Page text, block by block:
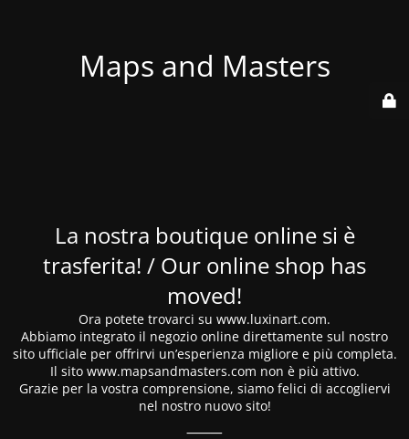
Maps and Masters
La nostra boutique online si è
trasferita! / Our online shop has
moved!
Ora potete trovarci su www.luxinart.com.
Abbiamo integrato il negozio online direttamente sul nostro
sito ufficiale per offrirvi un’esperienza migliore e più completa.
Il sito www.mapsandmasters.com non è più attivo.
Grazie per la vostra comprensione, siamo felici di accogliervi
nel nostro nuovo sito!
⸻